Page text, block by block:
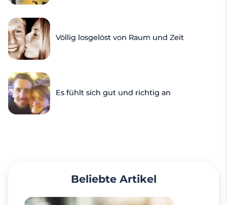
Völlig losgelöst von Raum und Zeit
Es fühlt sich gut und richtig an
Beliebte Artikel